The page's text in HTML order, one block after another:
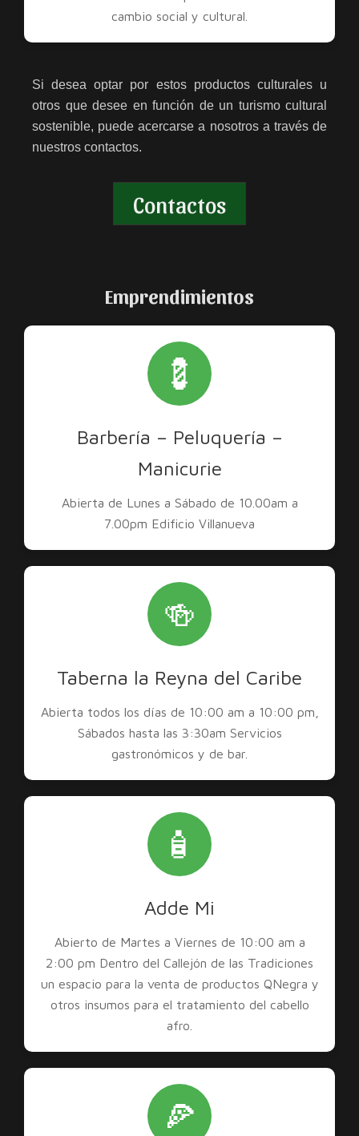
cambio social y cultural.
Si desea optar por estos productos culturales u
otros que desee en función de un turismo cultural
sostenible, puede acercarse a nosotros a través de
nuestros contactos.
Contactos
Emprendimientos
💈
Barbería – Peluquería –
Manicurie
Abierta de Lunes a Sábado de 10.00am a
7.00pm Edificio Villanueva
🍻
Taberna la Reyna del Caribe
Abierta todos los días de 10:00 am a 10:00 pm,
Sábados hasta las 3:30am Servicios
gastronómicos y de bar.
🧴
Adde Mi
Abierto de Martes a Viernes de 10:00 am a
2:00 pm Dentro del Callejón de las Tradiciones
un espacio para la venta de productos QNegra y
otros insumos para el tratamiento del cabello
afro.
🍕